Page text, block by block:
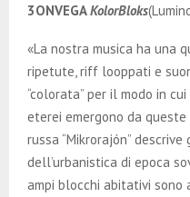
3ONVEGAKolorBloks
«La nostra musica ha una
ripetute, riff looppati e
“colorata” per il modo in
eterei emergono da
russa “Mikrorajón”
dell’urbanistica di epoca
ampi blocchi abitativi sono